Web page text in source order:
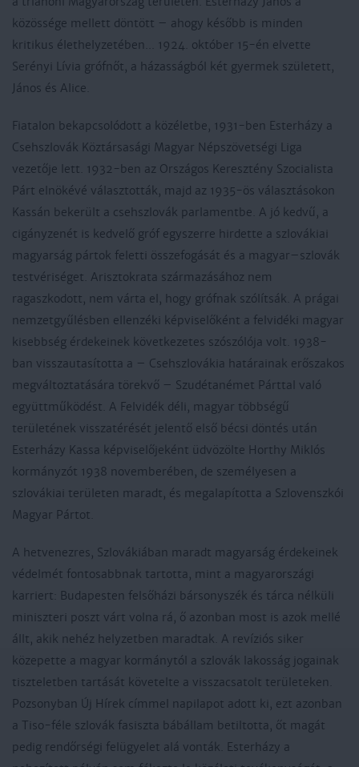
közössége mellett döntött – ahogy később is minden
kritikus élethelyzetében... 1924. október 15-én elvette
Serényi Lívia grófnőt, a házasságból két gyermek született,
János és Alice.
Fiatalon bekapcsolódott a közéletbe, 1931-ben Esterházy a
Csehszlovák Köztársasági Magyar Népszövetségi Liga
vezetője lett. 1932-ben az Országos Keresztény Szocialista
Párt elnökévé választották, majd az 1935-ös választásokon
Kassán bekerült a csehszlovák parlamentbe. A jó kedvű, a
cigányzenét is kedvelő gróf egyszerre hirdette a szlovákiai
magyarság pártok feletti összefogását és a magyar–szlovák
testvériséget. Arisztokrata származásához nem
ragaszkodott, nem várta el, hogy grófnak szólítsák. A prágai
nemzetgyűlésben ellenzéki képviselőként a felvidéki magyar
kisebbség érdekeinek következetes szószólója volt. 1938-
ban visszautasította a – Csehszlovákia határainak erőszakos
megváltoztatására törekvő – Szudétanémet Párttal való
együttműködést. A Felvidék déli, magyar többségű
területének visszatérését jelentő első bécsi döntés után
Esterházy Kassa képviselőjeként üdvözölte Horthy Miklós
kormányzót 1938 novemberében, de személyesen a
szlovákiai területen maradt, és megalapította a Szlovenszkói
Magyar Pártot.
A hetvenezres, Szlovákiában maradt magyarság érdekeinek
védelmét fontosabbnak tartotta, mint a magyarországi
karriert: Budapesten felsőházi bársonyszék és tárca nélküli
miniszteri poszt várt volna rá, ő azonban most is azok mellé
állt, akik nehéz helyzetben maradtak. A revíziós siker
közepette a magyar kormánytól a szlovák lakosság jogainak
tiszteletben tartását követelte a visszacsatolt területeken.
Pozsonyban Új Hírek címmel napilapot adott ki, ezt azonban
a Tiso-féle szlovák fasiszta bábállam betiltotta, őt magát
pedig rendőrségi felügyelet alá vonták. Esterházy a